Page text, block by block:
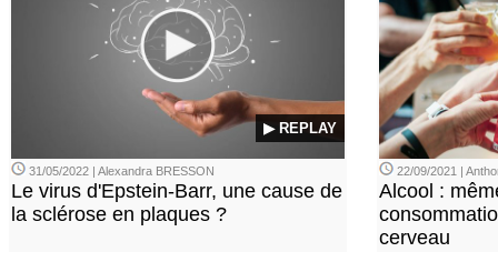
▶ REPLAY
31/05/2022 | Alexandra BRESSON
Le virus d'Epstein-Barr, une cause de
la sclérose en plaques ?
22/09/2021 |
Alcool :
cerveau